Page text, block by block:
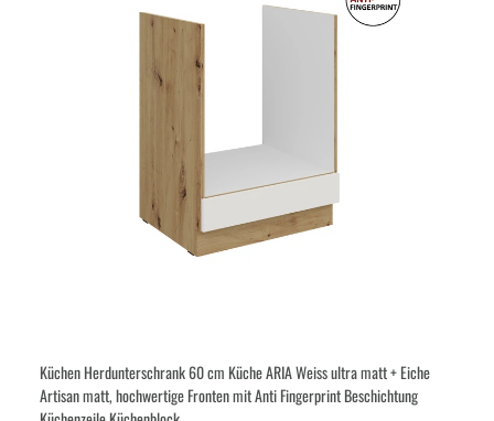
Küchen Herdunterschrank 60 cm Küche ARIA Weiss ultra matt + Eiche
Artisan matt, hochwertige Fronten mit Anti Fingerprint Beschichtung